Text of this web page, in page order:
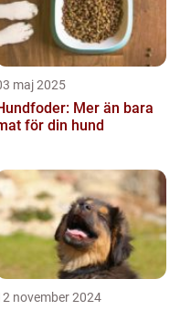
maj 2025
Mer än bara
för din hund
november 2024